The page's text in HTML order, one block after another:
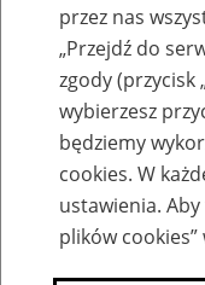
Baza
Nazwa zakładu pracy:
SZUKAJ
przez nas
„Przejdź do
zgody (przycisk
wybierzesz
będziemy
cookies. W
ustawienia.
plików cookies”